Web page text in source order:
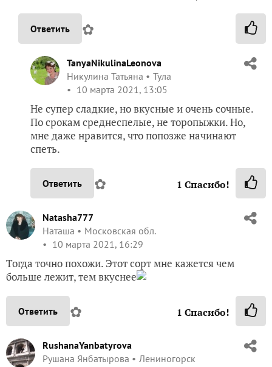
Ответить ✿
TanyaNikulinaLeonova
Никулина Татьяна
Тула
10 марта 2021, 13:05
Не супер сладкие, но вкусные и очень сочные.
По срокам среднеспелые, не торопыжки. Но,
мне даже нравится, что попозже начинают
спеть.
Ответить ✿ 1 Спасибо!
Natasha777
Наташа
Московская обл.
10 марта 2021, 16:29
Тогда точно похожи. Этот сорт мне кажется чем
больше лежит, тем вкуснее
Ответить ✿ 1 Спасибо!
RushanaYanbatyrova
Рушана Янбатырова
Лениногорск